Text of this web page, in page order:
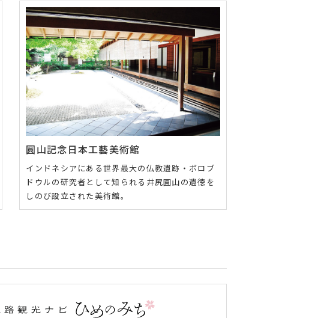
圓山記念日本工藝美術館
インドネシアにある世界最大の仏教遺跡・ボロブ
ドウルの研究者として知られる井尻圓山の遺徳を
しのび設立された美術館。